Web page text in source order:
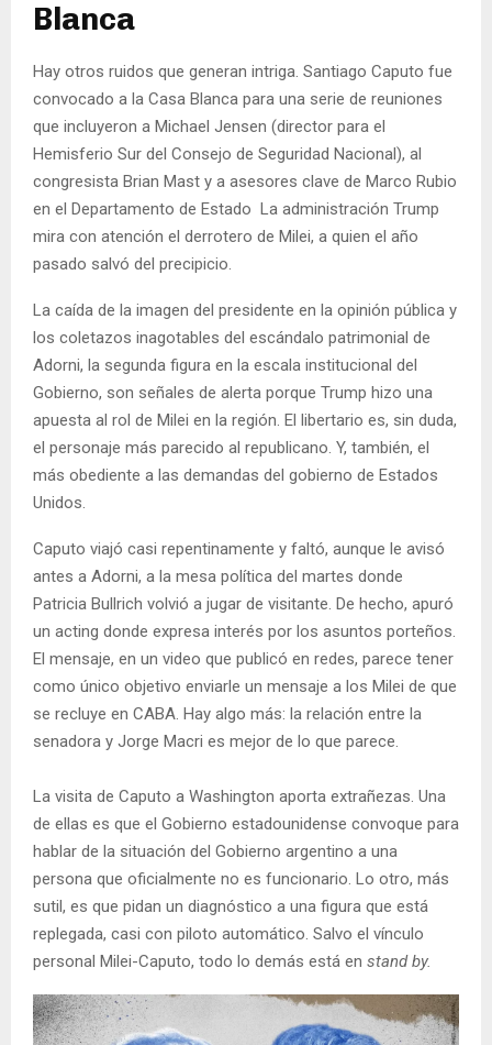
Blanca
Hay otros ruidos que generan intriga. Santiago Caputo fue
convocado a la Casa Blanca para una serie de reuniones
que incluyeron a Michael Jensen (director para el
Hemisferio Sur del Consejo de Seguridad Nacional), al
congresista Brian Mast y a asesores clave de Marco Rubio
en el Departamento de Estado La administración Trump
mira con atención el derrotero de Milei, a quien el año
pasado salvó del precipicio.
La caída de la imagen del presidente en la opinión pública y
los coletazos inagotables del escándalo patrimonial de
Adorni, la segunda figura en la escala institucional del
Gobierno, son señales de alerta porque Trump hizo una
apuesta al rol de Milei en la región. El libertario es, sin duda,
el personaje más parecido al republicano. Y, también, el
más obediente a las demandas del gobierno de Estados
Unidos.
Caputo viajó casi repentinamente y faltó, aunque le avisó
antes a Adorni, a la mesa política del martes donde
Patricia Bullrich volvió a jugar de visitante. De hecho, apuró
un acting donde expresa interés por los asuntos porteños.
El mensaje, en un video que publicó en redes, parece tener
como único objetivo enviarle un mensaje a los Milei de que
se recluye en CABA. Hay algo más: la relación entre la
senadora y Jorge Macri es mejor de lo que parece.
La visita de Caputo a Washington aporta extrañezas. Una
de ellas es que el Gobierno estadounidense convoque para
hablar de la situación del Gobierno argentino a una
persona que oficialmente no es funcionario. Lo otro, más
sutil, es que pidan un diagnóstico a una figura que está
replegada, casi con piloto automático. Salvo el vínculo
personal Milei-Caputo, todo lo demás está en stand by.